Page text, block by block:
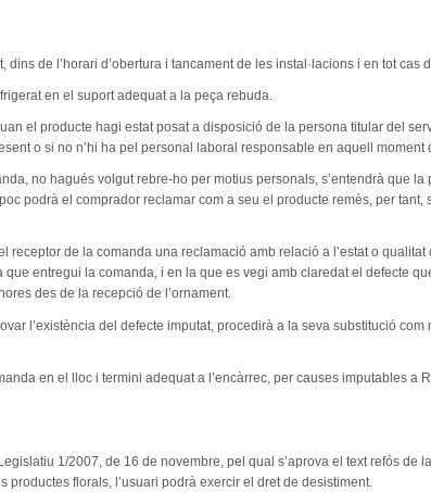
de l’horari d’obertura i tancament de les instal·lacions i en tot cas
en el suport adequat a la peça rebuda.
el producte hagi estat posat a disposició de la persona titular del
o si no n’hi ha pel personal laboral responsable en aquell moment
no hagués volgut rebre-ho per motius personals, s’entendrà que
podrà el comprador reclamar com a seu el producte remès, per
receptor de la comanda una reclamació amb relació a l’estat o
entregui la comanda, i en la que es vegi amb claredat el defecte
des de la recepció de l’ornament.
l’existència del defecte imputat, procedirà a la seva substitució
en el lloc i termini adequat a l’encàrrec, per causes imputables
1/2007, de 16 de novembre, pel qual s’aprova el text refós
florals, l’usuari podrà exercir el dret de desistiment.